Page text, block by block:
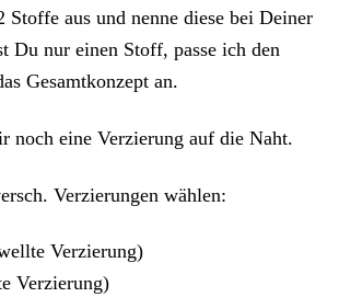
Stoffe aus und nenne diese bei Deiner
Du nur einen Stoff, passe ich den
Gesamtkonzept an.
noch eine Verzierung auf die Naht.
Verzierungen wählen:
Verzierung)
Verzierung)